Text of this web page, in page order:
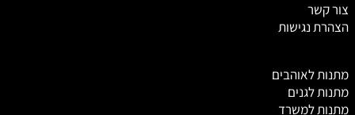
צור קשר
הצהרת נגישות
מתנות לאוהבים
מתנות לגנים
מתנות למשרד